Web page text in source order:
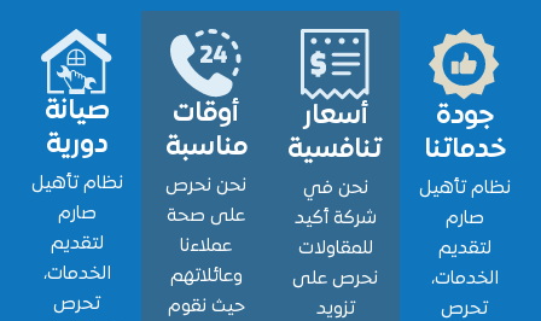
تأهيل
أسعار
تنافسية
نحن في
شركة أكيد
للمقاولات
نحرص على
أوقات
مناسبة
نحن نحرص
على صحة
وعائلاتهم
حيث نقوم
صيانة
دورية
نظام تأهيل
الخدمات،